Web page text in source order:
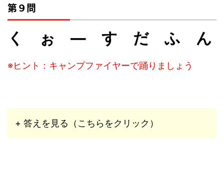
第９問
く ぉ ― す だ ふ ん
※ヒント：キャンプファイヤーで踊りましょう
+ 答えを見る（こちらをクリック）